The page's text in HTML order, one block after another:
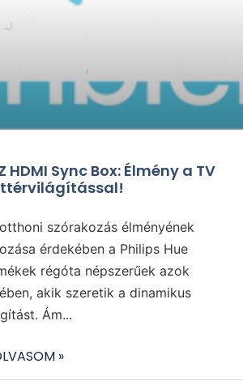
HDMI Sync Box: Élmény a TV
szórakozás élményének
érdekében a Philips Hue
régóta népszerűek azok
akik szeretik a dinamikus
Ám...
»